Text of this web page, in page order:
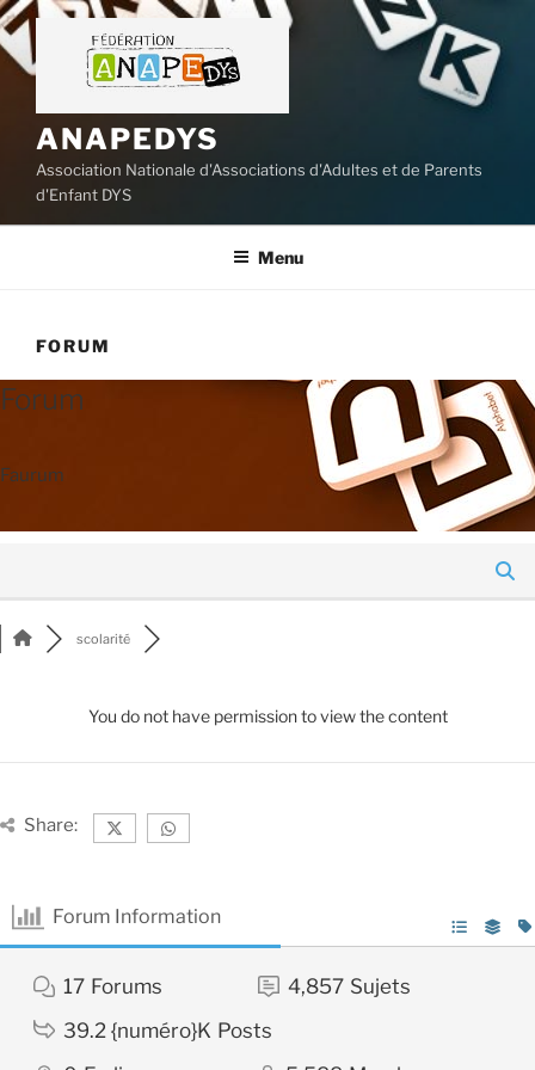
Aller
au
contenu
ANAPEDYS
Association Nationale d'Associations d'Adultes et de Parents
d'Enfant DYS
Menu
FORUM
Forum
Faurum
scolarité
You do not have permission to view the content
Share:
Forum Information
17 Forums 4,857 Sujets
39.2 {numéro}K Posts